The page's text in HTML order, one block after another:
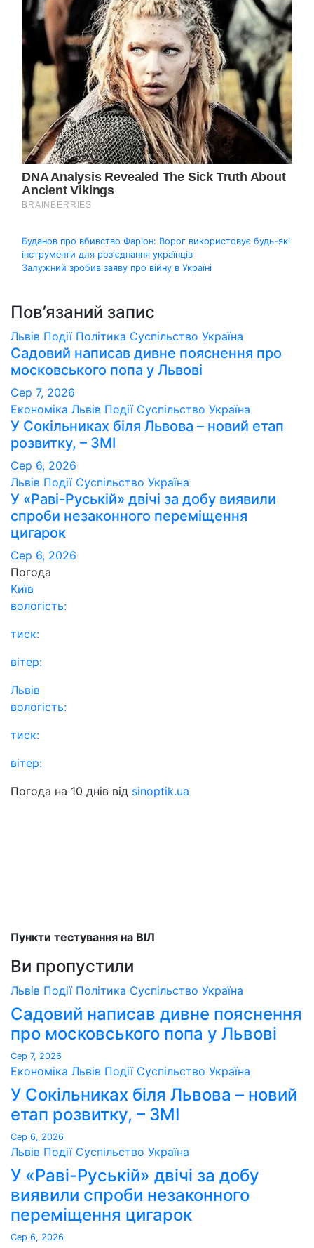
Навігація
записів
Буданов про вбивство Фаріон: Ворог використовує будь-які
інструменти для розʼєднання українців
Залужний зробив заяву про війну в Україні
Пов’язаний запис
Львів Події Політика Суспільство Україна
Садовий написав дивне пояснення про
московського попа у Львові
Сер 7, 2026
Економіка Львів Події Суспільство Україна
У Сокільниках біля Львова – новий етап
розвитку, – ЗМІ
Сер 6, 2026
Львів Події Суспільство Україна
У «Раві-Руській» двічі за добу виявили
спроби незаконного переміщення
цигарок
Сер 6, 2026
Погода
Київ
вологість:
тиск:
вітер:
Львів
вологість:
тиск:
вітер:
Погода на 10 днів від sinoptik.ua
Пункти тестування на ВІЛ
Ви пропустили
Львів Події Політика Суспільство Україна
Садовий написав дивне пояснення
про московського попа у Львові
Сер 7, 2026
Економіка Львів Події Суспільство Україна
У Сокільниках біля Львова – новий
етап розвитку, – ЗМІ
Сер 6, 2026
Львів Події Суспільство Україна
У «Раві-Руській» двічі за добу
виявили спроби незаконного
переміщення цигарок
Сер 6, 2026